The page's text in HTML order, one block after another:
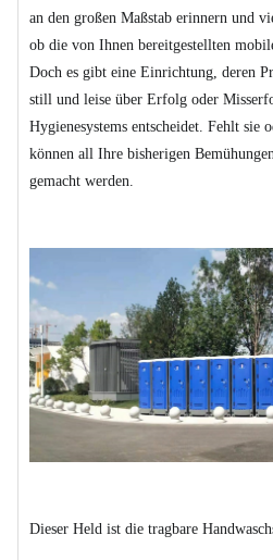
an den großen Maßstab erinnern und
ob die von Ihnen bereitgestellten
Doch es gibt eine Einrichtung, deren
still und leise über Erfolg oder
Hygienesystems entscheidet. Fehlt sie
können all Ihre bisherigen
gemacht werden.
Dieser Held ist die tragbare